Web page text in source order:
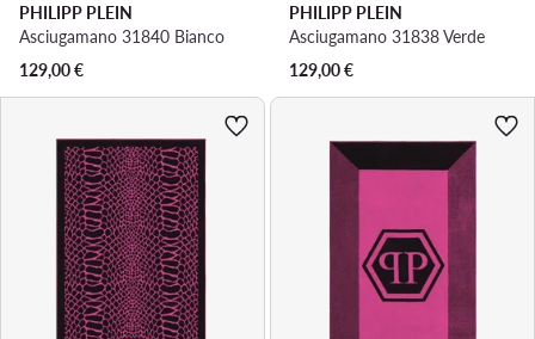
PHILIPP PLEIN
Asciugamano 31840 Bianco
129,00€
PHILIPP PLEIN
Asciugamano 31838 Verde
129,00€